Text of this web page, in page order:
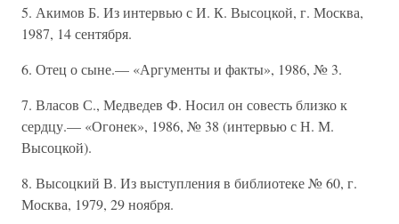
5. Акимов Б. Из интервью с И. К. Высоцкой, г. Москва,
1987, 14 сентября.
6. Отец о сыне.— «Аргументы и факты», 1986, № 3.
7. Власов С., Медведев Ф. Носил он совесть близко к
сердцу.— «Огонек», 1986, № 38 (интервью с Н. М.
Высоцкой).
8. Высоцкий В. Из выступления в библиотеке № 60, г.
Москва, 1979, 29 ноября.